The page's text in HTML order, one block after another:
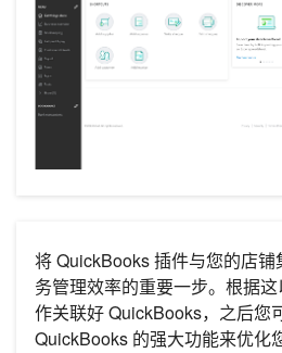
将 QuickBooks 插件与您的店
务管理效率的重要一步。根据
作关联好 QuickBooks，之后您
QuickBooks 的强大功能来优化